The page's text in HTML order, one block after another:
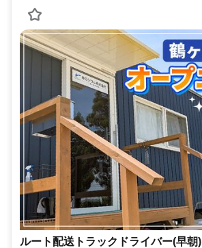
ルート配送トラックドライバー(早朝)